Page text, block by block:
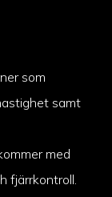
som
samt
med
fjärrkontroll.